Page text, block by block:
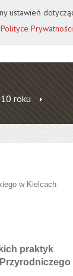
roku
w Kielcach
praktyk
ustawień
Polityce Prywatności